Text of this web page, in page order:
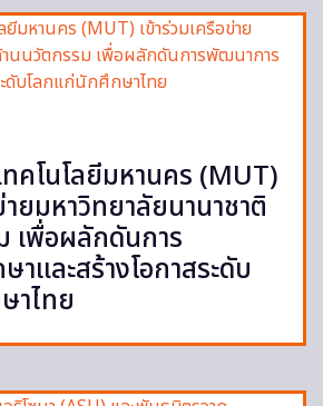
คโนโลยีมหานคร (MUT)
ายมหาวิทยาลัยนานาชาติ
เพื่อผลักดันการ
และสร้างโอกาสระดับ
าไทย